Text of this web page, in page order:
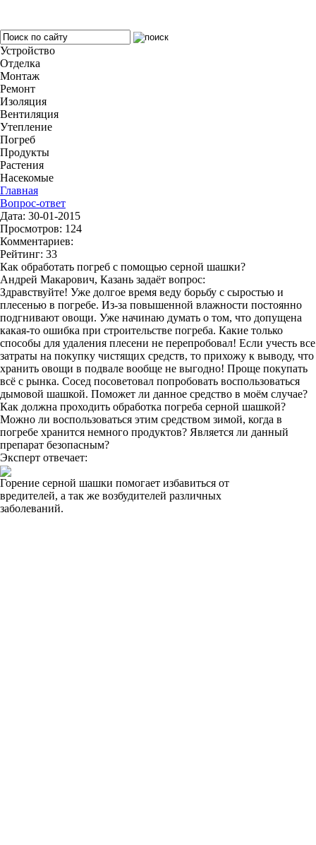
Устройство
Отделка
Монтаж
Ремонт
Изоляция
Вентиляция
Утепление
Погреб
Продукты
Растения
Насекомые
Главная
Вопрос-ответ
Дата: 30-01-2015
Просмотров: 124
Комментариев:
Рейтинг: 33
Как обработать погреб с помощью серной шашки?
Андрей Макарович, Казань задаёт вопрос:
Здравствуйте! Уже долгое время веду борьбу с сыростью и
плесенью в погребе. Из-за повышенной влажности постоянно
подгнивают овощи. Уже начинаю думать о том, что допущена
какая-то ошибка при строительстве погреба. Какие только
способы для удаления плесени не перепробовал! Если учесть все
затраты на покупку чистящих средств, то прихожу к выводу, что
хранить овощи в подвале вообще не выгодно! Проще покупать
всё с рынка. Сосед посоветовал попробовать воспользоваться
дымовой шашкой. Поможет ли данное средство в моём случае?
Как должна проходить обработка погреба серной шашкой?
Можно ли воспользоваться этим средством зимой, когда в
погребе хранится немного продуктов? Является ли данный
препарат безопасным?
Эксперт отвечает:
Горение серной шашки помогает избавиться от
вредителей, а так же возбудителей различных
заболеваний.